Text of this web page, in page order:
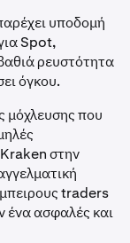
υποδομή
Spot,
ρευστότητα
όγκου.
μόχλευσης που
στην
traders
ένα ασφαλές και